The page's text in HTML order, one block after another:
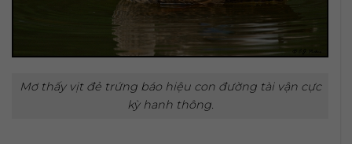
Mơ thấy vịt đẻ trứng báo hiệu con đường tài vận cực
kỳ hanh thông.